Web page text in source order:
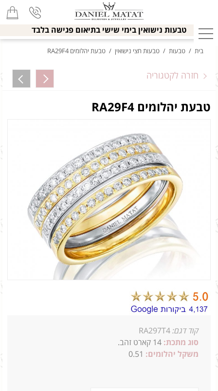
טבעות נישואין בימי שישי בתיאום פגישה בלבד
בית / טבעות / טבעות חצי נישואין / טבעת יהלומים RA29F4
חזרה לקטגוריה
טבעת יהלומים RA29F4
קוד דגם: RA297T4
סוג מתכת: 14 קארט זהב.
משקל יהלומים: